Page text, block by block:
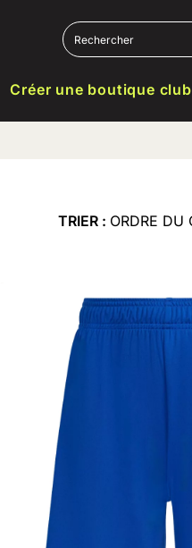
Créer une boutique club
TRIER :